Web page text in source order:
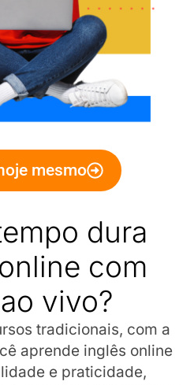
mesmo
dura
com
vivo?
tradicionais, com a
aprende inglês online
e praticidade,